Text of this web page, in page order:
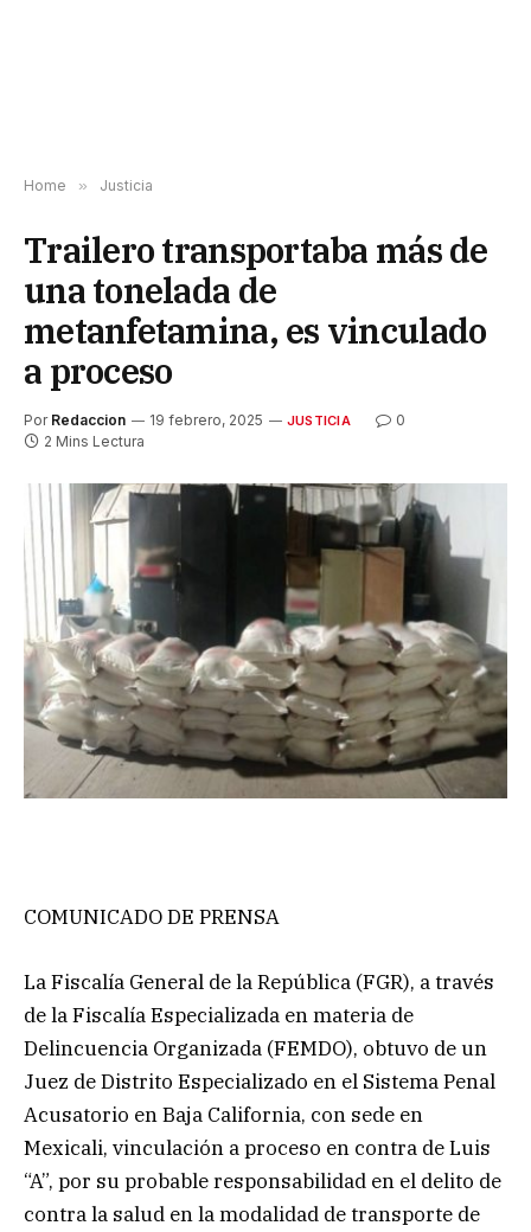
Home » Justicia
Trailero transportaba más de
una tonelada de
metanfetamina, es vinculado
a proceso
Por Redaccion 19 febrero, 2025 JUSTICIA
0
2 Mins Lectura
COMUNICADO DE PRENSA
La Fiscalía General de la República (FGR), a través
de la Fiscalía Especializada en materia de
Delincuencia Organizada (FEMDO), obtuvo de un
Juez de Distrito Especializado en el Sistema Penal
Acusatorio en Baja California, con sede en
Mexicali, vinculación a proceso en contra de Luis
“A”, por su probable responsabilidad en el delito de
contra la salud en la modalidad de transporte de